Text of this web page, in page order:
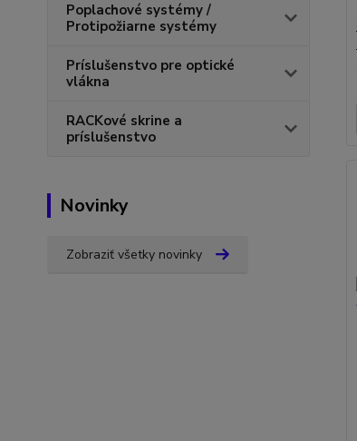
Poplachové systémy /
Protipožiarne systémy
Príslušenstvo pre optické
vlákna
RACKové skrine a
príslušenstvo
Novinky
Zobraziť všetky novinky